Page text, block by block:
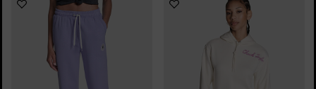
Ajouter
Ajouter